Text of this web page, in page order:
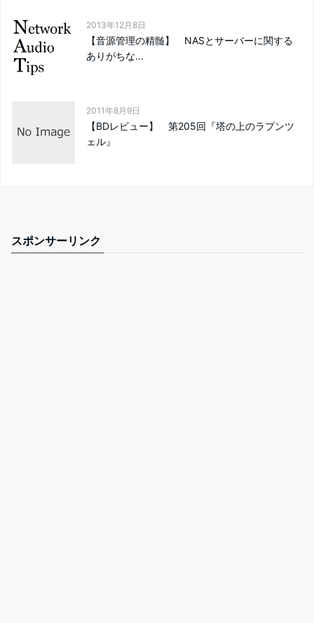
2013年12月8日
【音源管理の精髄】 NASとサーバーに関する
ありがちな...
2011年8月9日
【BDレビュー】 第205回『塔の上のラプンツ
ェル』
スポンサーリンク